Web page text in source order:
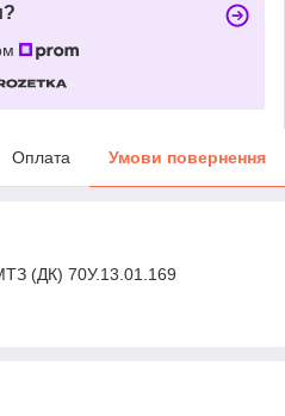
Оплата Умови повернення
(ДК) 70У.13.01.169